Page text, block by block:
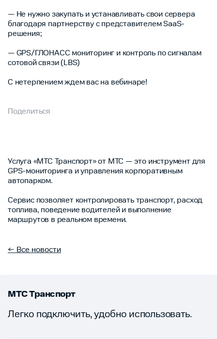
— Не нужно закупать и устанавливать свои сервера
благодаря партнерству с представителем SaaS-
решения;
— GPS/ГЛОНАСС мониторинг и контроль по сигналам
сотовой связи (LBS)
С нетерпением ждем вас на вебинаре!
Поделиться
Услуга «МТС Транспорт» от МТС — это инструмент для
GPS-мониторинга и управления корпоративным
автопарком.
Сервис позволяет контролировать транспорт, расход
топлива, поведение водителей и выполнение
маршрутов в реальном времени.
← Все новости
МТС Транспорт
Легко подключить, удобно использовать.